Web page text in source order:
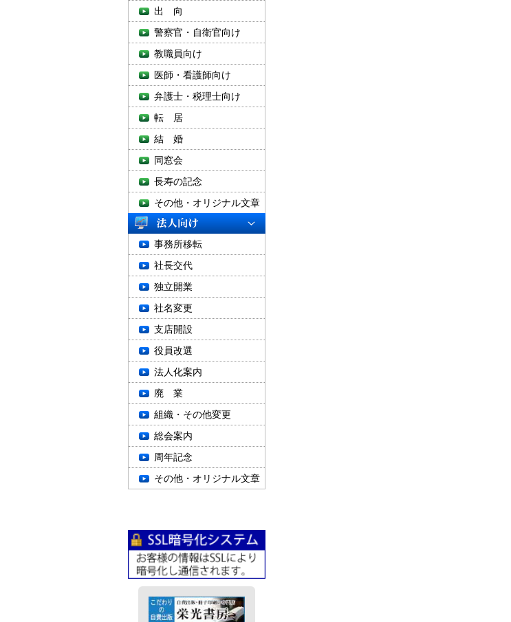
出 向
警察官・自衛官向け
教職員向け
医師・看護師向け
弁護士・税理士向け
転 居
結 婚
同窓会
長寿の記念
その他・オリジナル文章
事務所移転
社長交代
独立開業
社名変更
支店開設
役員改選
法人化案内
廃 業
組織・その他変更
総会案内
周年記念
その他・オリジナル文章